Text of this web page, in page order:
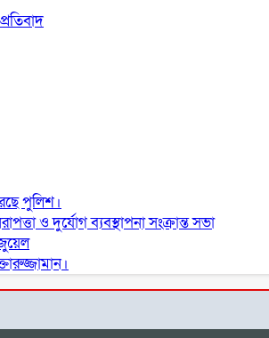
পুলিশ।
ও দুর্যোগ ব্যবস্থাপনা সংক্রান্ত সভা